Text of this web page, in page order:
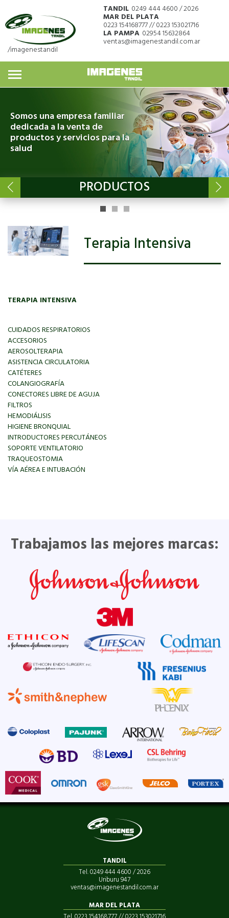
TANDIL 0249 444 4600 / 2026
MAR DEL PLATA
0223 154168777 // 0223 153021716
LA PAMPA 02954 15632864
ventas@imagenestandil.com.ar
/imagenestandil
Somos una empresa familiar
dedicada a la venta de
productos y servicios para la
salud
PRODUCTOS
Terapia Intensiva
TERAPIA INTENSIVA
CUIDADOS RESPIRATORIOS
ACCESORIOS
AEROSOLTERAPIA
ASISTENCIA CIRCULATORIA
CATÉTERES
COLANGIOGRAFÍA
CONECTORES LIBRE DE AGUJA
FILTROS
HEMODIÁLISIS
HIGIENE BRONQUIAL
INTRODUCTORES PERCUTÁNEOS
SOPORTE VENTILATORIO
TRAQUEOSTOMIA
VÍA AÉREA E INTUBACIÓN
Trabajamos las mejores marcas:
TANDIL
Tel. 0249 444 4600 / 2026
Uriburu 947
ventas@imagenestandil.com.ar
MAR DEL PLATA